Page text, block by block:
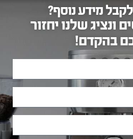
לקבל מידע נוסף?
ונציג שלנו יחזור
בהקדם!